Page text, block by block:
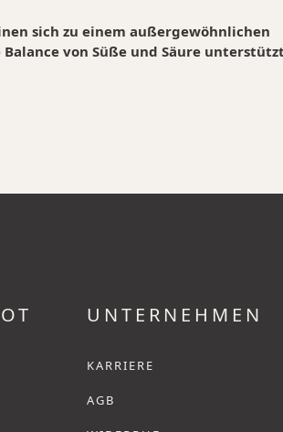
sich zu einem außergewöhnlichen
von Süße und Säure
UNTERNEHMEN
KARRIERE
AGB